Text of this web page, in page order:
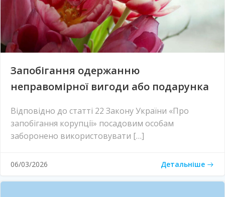
Запобігання одержанню
неправомірної вигоди або подарунка
Відповідно до статті 22 Закону України «Про
запобігання корупції» посадовим особам
заборонено використовувати […]
06/03/2026 Детальніше